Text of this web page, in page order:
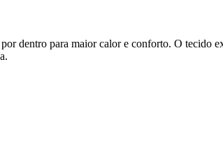
dentro para maior calor e conforto. O tecido